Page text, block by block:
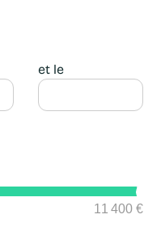
et le
11 400 €